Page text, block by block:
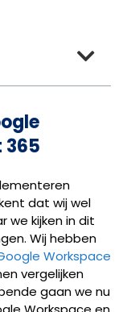
365
dat wij wel
we kijken in dit
Wij hebben
Workspace
vergelijken
gaan we nu